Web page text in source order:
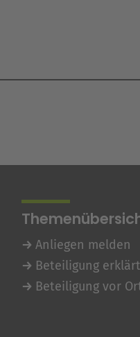
Anliegen melden
Beteiligung erklärt
Beteiligung vor